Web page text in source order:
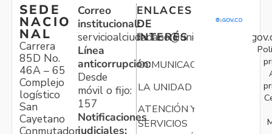
SEDE
NACIO
NAL
Carrera
85D No.
46A – 65
Complejo
logístico
San
Cayetano
Conmutador:
Correo
institucional:
Línea
anticorrupción:
Desde
móvil o fijo:
157
Notificaciones
judiciales:
ENLACES
DE
INTERÉS
COMUNICACIONES
LA UNIDAD
ATENCIÓN Y
SERVICIOS